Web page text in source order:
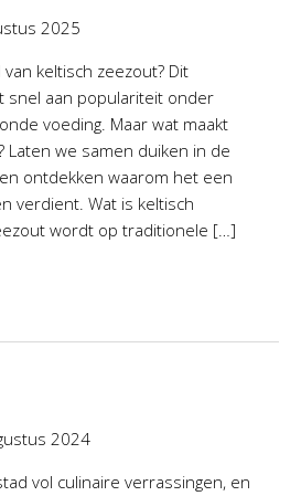
2025
keltisch zeezout? Dit
snel aan populariteit onder
voeding. Maar wat maakt
Laten we samen duiken in de
ontdekken waarom het een
verdient. Wat is keltisch
wordt op traditionele […]
2024
vol culinaire verrassingen, en